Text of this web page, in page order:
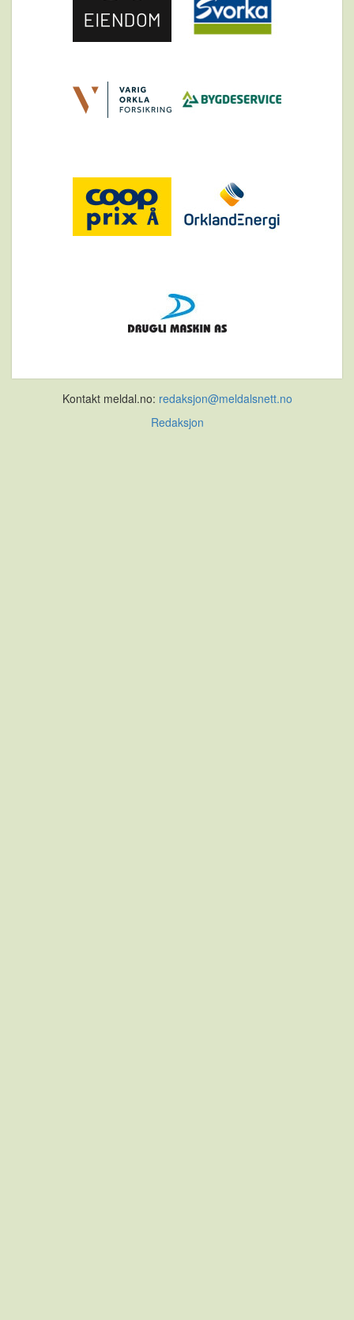
Kontakt meldal.no: redaksjon@meldalsnett.no
Redaksjon